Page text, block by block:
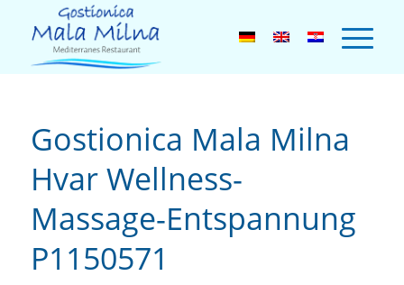
Gostionica Mala Milna
Hvar Wellness-
Massage-Entspannung
P1150571